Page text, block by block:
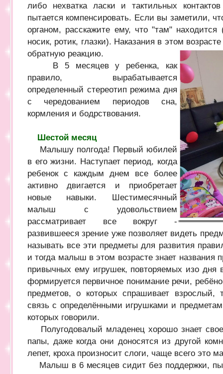
либо нехватка ласки и тактильных
пытается компенсировать. Если вы заметили,
органом, расскажите ему, что "там"
носик, ротик, глазки). Наказания в этом
обратную реакцию.
В 5 месяцев у ребенка, как
правило, вырабатывается
определенный стереотип режима дня
с чередованием периодов сна,
кормления и бодрствования.
Шестой месяц
Малышу полгода! Первый юбилей
в его жизни. Наступает период, когда
ребенок с каждым днем все более
активно двигается и приобретает
новые навыки. Шестимесячный
малыш с удовольствием
рассматривает все вокруг -
развившееся зрение уже позволяет видеть
называть все эти предметы для развития
и тогда малыш в этом возрасте знает названия
привычных ему игрушек, повторяемых изо
формируется первичное понимание речи,
предметов, о которых спрашивает взрослый,
связь с определёнными игрушками и
которых говорили.
Полугодовалый младенец хорошо знает
папы, даже когда они доносятся из другой
лепет, кроха произносит слоги, чаще всего это
Малыш в 6 месяцев сидит без поддержки,